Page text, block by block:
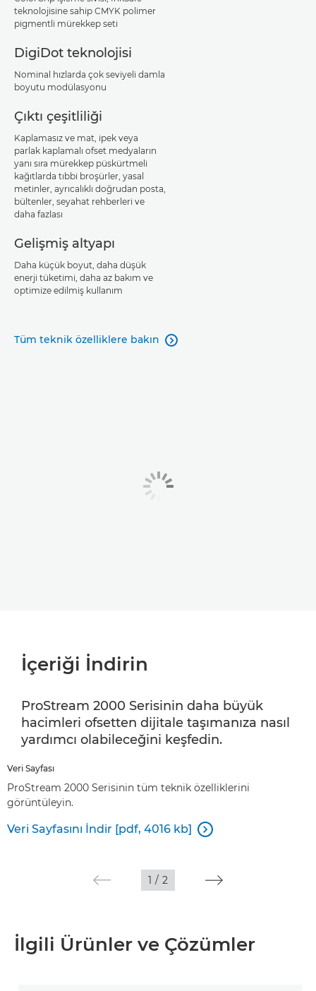
teknolojisine sahip CMYK polimer
pigmentli mürekkep seti
DigiDot teknolojisi
Nominal hızlarda çok seviyeli damla
boyutu modülasyonu
Çıktı çeşitliliği
Kaplamasız ve mat, ipek veya
parlak kaplamalı ofset medyaların
yanı sıra mürekkep püskürtmeli
kağıtlarda tıbbi broşürler, yasal
metinler, ayrıcalıklı doğrudan posta,
bültenler, seyahat rehberleri ve
daha fazlası
Gelişmiş altyapı
Daha küçük boyut, daha düşük
enerji tüketimi, daha az bakım ve
optimize edilmiş kullanım
Tüm teknik özelliklere bakın 
İçeriği İndirin
ProStream 2000 Serisinin daha büyük
hacimleri ofsetten dijitale taşımanıza nasıl
yardımcı olabileceğini keşfedin.
Veri Sayfası
ProStream 2000 Serisinin tüm teknik özelliklerini
görüntüleyin.
Veri Sayfasını İndir [pdf, 4016 kb] 
1 / 2
İlgili Ürünler ve Çözümler